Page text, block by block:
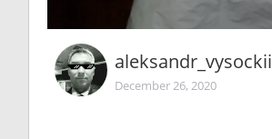
aleksandr_vysockii
December 26, 2020